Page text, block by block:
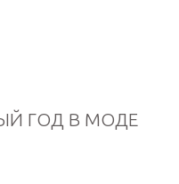
ГОД В МОДЕ